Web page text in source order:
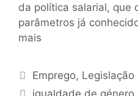
da política salarial, que
parâmetros já
mais
Emprego, Legislação
igualdade de género